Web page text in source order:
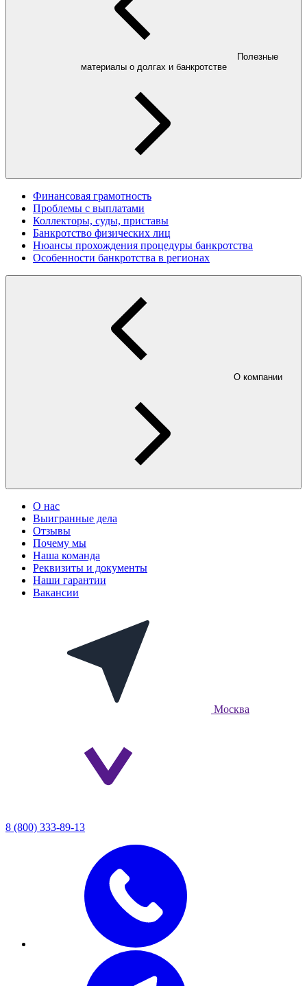
Полезные
материалы о долгах и банкротстве
Финансовая грамотность
Проблемы с выплатами
Коллекторы, суды, приставы
Банкротство физических лиц
Нюансы прохождения процедуры банкротства
Особенности банкротства в регионах
О компании
О нас
Выигранные дела
Отзывы
Почему мы
Наша команда
Реквизиты и документы
Наши гарантии
Вакансии
Москва
8 (800) 333-89-13